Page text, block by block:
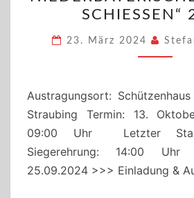
&
ER
SCHIESSEN“
23. März 2024
Austragungsort:
Straubing Termin: 13.
09:00 Uhr Letzter
Siegerehrung: 14:00 Uhr
25.09.2024 >>> Einladung &